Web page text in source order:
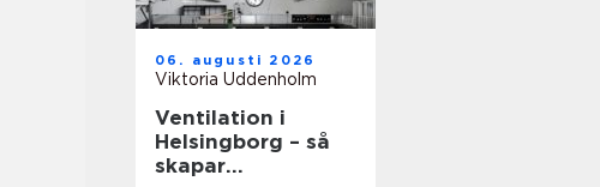
06. augusti 2026
Viktoria Uddenholm
Ventilation i
Helsingborg – så
skapar